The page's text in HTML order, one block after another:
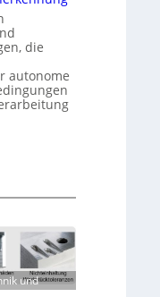
die
autonome
und